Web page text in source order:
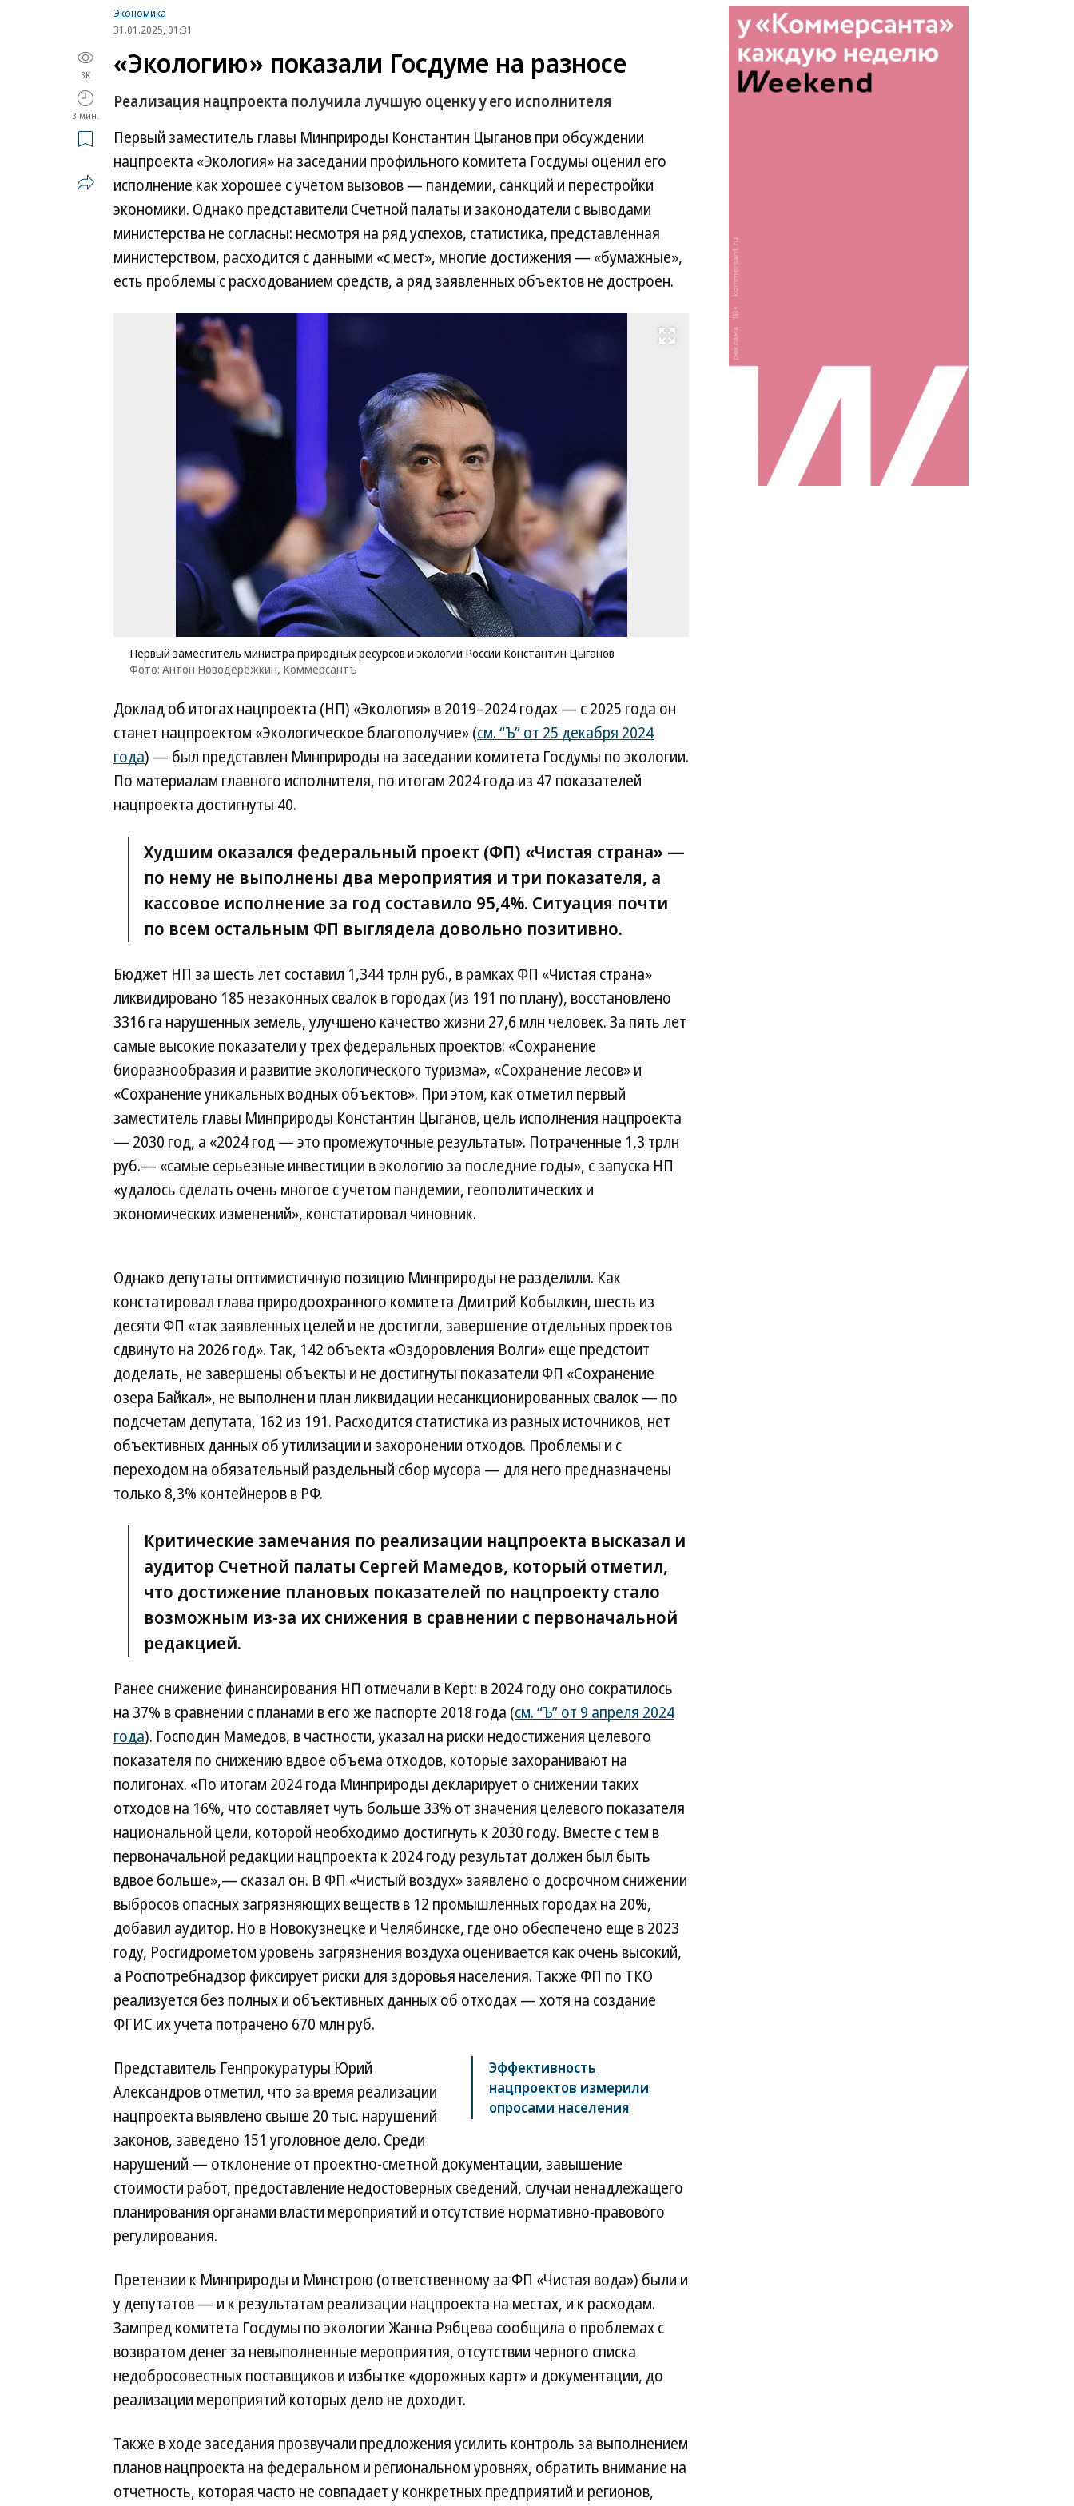
Экономика
31.01.2025, 01:31
3K
3 мин.
«Экологию» показали Госдуме на разносе
Реализация нацпроекта получила лучшую оценку у его исполнителя
Первый заместитель главы Минприроды Константин Цыганов при обсуждении
нацпроекта «Экология» на заседании профильного комитета Госдумы оценил его
исполнение как хорошее с учетом вызовов — пандемии, санкций и перестройки
экономики. Однако представители Счетной палаты и законодатели с выводами
министерства не согласны: несмотря на ряд успехов, статистика, представленная
министерством, расходится с данными «с мест», многие достижения — «бумажные»,
есть проблемы с расходованием средств, а ряд заявленных объектов не достроен.
Развернуть на весь экран
Первый заместитель министра природных ресурсов и экологии России Константин Цыганов
Фото: Антон Новодерёжкин, Коммерсантъ
Доклад об итогах нацпроекта (НП) «Экология» в 2019–2024 годах — с 2025 года он
станет нацпроектом «Экологическое благополучие» (см. “Ъ” от 25 декабря 2024
года) — был представлен Минприроды на заседании комитета Госдумы по экологии.
По материалам главного исполнителя, по итогам 2024 года из 47 показателей
нацпроекта достигнуты 40.
Худшим оказался федеральный проект (ФП) «Чистая страна» —
по нему не выполнены два мероприятия и три показателя, а
кассовое исполнение за год составило 95,4%. Ситуация почти
по всем остальным ФП выглядела довольно позитивно.
Бюджет НП за шесть лет составил 1,344 трлн руб., в рамках ФП «Чистая страна»
ликвидировано 185 незаконных свалок в городах (из 191 по плану), восстановлено
3316 га нарушенных земель, улучшено качество жизни 27,6 млн человек. За пять лет
самые высокие показатели у трех федеральных проектов: «Сохранение
биоразнообразия и развитие экологического туризма», «Сохранение лесов» и
«Сохранение уникальных водных объектов». При этом, как отметил первый
заместитель главы Минприроды Константин Цыганов, цель исполнения нацпроекта
— 2030 год, а «2024 год — это промежуточные результаты». Потраченные 1,3 трлн
руб.— «самые серьезные инвестиции в экологию за последние годы», с запуска НП
«удалось сделать очень многое с учетом пандемии, геополитических и
экономических изменений», констатировал чиновник.
Однако депутаты оптимистичную позицию Минприроды не разделили. Как
констатировал глава природоохранного комитета Дмитрий Кобылкин, шесть из
десяти ФП «так заявленных целей и не достигли, завершение отдельных проектов
сдвинуто на 2026 год». Так, 142 объекта «Оздоровления Волги» еще предстоит
доделать, не завершены объекты и не достигнуты показатели ФП «Сохранение
озера Байкал», не выполнен и план ликвидации несанкционированных свалок — по
подсчетам депутата, 162 из 191. Расходится статистика из разных источников, нет
объективных данных об утилизации и захоронении отходов. Проблемы и с
переходом на обязательный раздельный сбор мусора — для него предназначены
только 8,3% контейнеров в РФ.
Критические замечания по реализации нацпроекта высказал и
аудитор Счетной палаты Сергей Мамедов, который отметил,
что достижение плановых показателей по нацпроекту стало
возможным из-за их снижения в сравнении с первоначальной
редакцией.
Ранее снижение финансирования НП отмечали в Kept: в 2024 году оно сократилось
на 37% в сравнении с планами в его же паспорте 2018 года (см. “Ъ” от 9 апреля 2024
года). Господин Мамедов, в частности, указал на риски недостижения целевого
показателя по снижению вдвое объема отходов, которые захоранивают на
полигонах. «По итогам 2024 года Минприроды декларирует о снижении таких
отходов на 16%, что составляет чуть больше 33% от значения целевого показателя
национальной цели, которой необходимо достигнуть к 2030 году. Вместе с тем в
первоначальной редакции нацпроекта к 2024 году результат должен был быть
вдвое больше»,— сказал он. В ФП «Чистый воздух» заявлено о досрочном снижении
выбросов опасных загрязняющих веществ в 12 промышленных городах на 20%,
добавил аудитор. Но в Новокузнецке и Челябинске, где оно обеспечено еще в 2023
году, Росгидрометом уровень загрязнения воздуха оценивается как очень высокий,
а Роспотребнадзор фиксирует риски для здоровья населения. Также ФП по ТКО
реализуется без полных и объективных данных об отходах — хотя на создание
ФГИС их учета потрачено 670 млн руб.
Эффективность
нацпроектов измерили
опросами населения
Представитель Генпрокуратуры Юрий
Александров отметил, что за время реализации
нацпроекта выявлено свыше 20 тыс. нарушений
законов, заведено 151 уголовное дело. Среди
нарушений — отклонение от проектно-сметной документации, завышение
стоимости работ, предоставление недостоверных сведений, случаи ненадлежащего
планирования органами власти мероприятий и отсутствие нормативно-правового
регулирования.
Претензии к Минприроды и Минстрою (ответственному за ФП «Чистая вода») были и
у депутатов — и к результатам реализации нацпроекта на местах, и к расходам.
Зампред комитета Госдумы по экологии Жанна Рябцева сообщила о проблемах с
возвратом денег за невыполненные мероприятия, отсутствии черного списка
недобросовестных поставщиков и избытке «дорожных карт» и документации, до
реализации мероприятий которых дело не доходит.
Также в ходе заседания прозвучали предложения усилить контроль за выполнением
планов нацпроекта на федеральном и региональном уровнях, обратить внимание на
отчетность, которая часто не совпадает у конкретных предприятий и регионов,